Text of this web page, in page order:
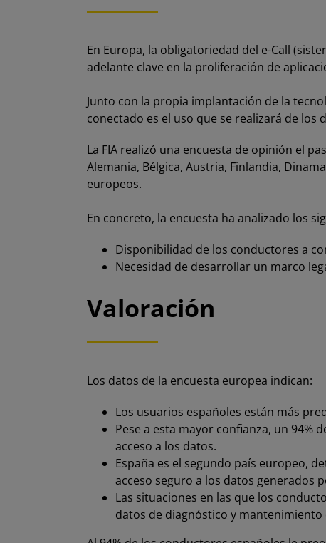
En Europa, la obligatoriedad del e-Call
adelante clave en la proliferación de
Junto con la propia implantación de la
conectado es el uso que se realizará de
La FIA realizó una encuesta de opinión el
Alemania, Bélgica, Austria, Finlandia,
europeos.
En concreto, la encuesta ha analizado los
Disponibilidad de los conductores a
Necesidad de desarrollar un marco
Valoración
Los datos de la encuesta europea indican:
Los usuarios españoles están más
Pese a esta mayor confianza, un 94%
acceso a los datos.
España es el segundo país europeo,
acceso seguro a los datos generados
Las situaciones en las que los
datos de diagnóstico y mantenimiento